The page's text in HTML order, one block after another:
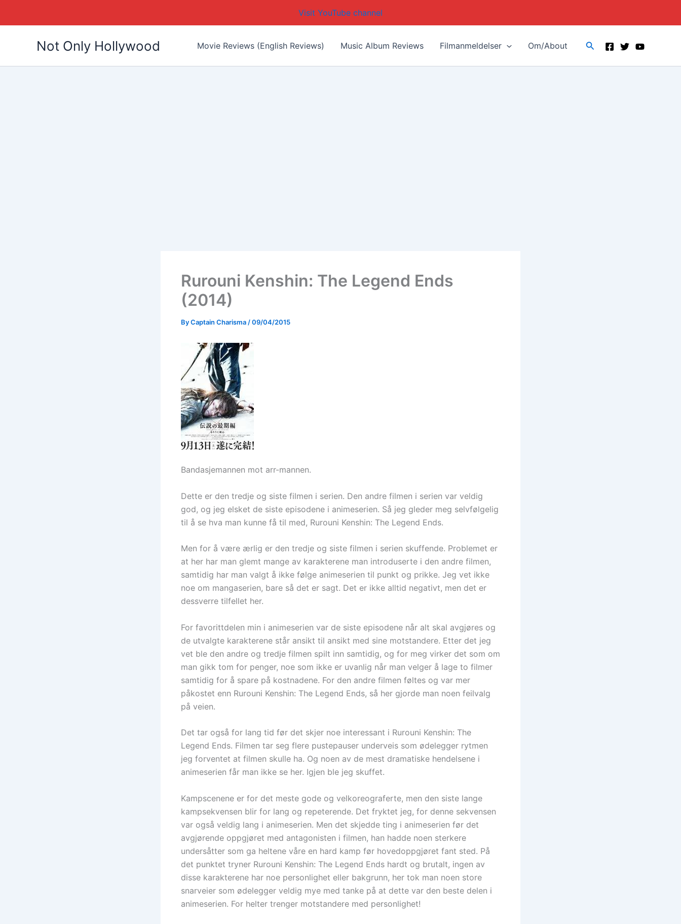
Visit YouTube channel
Not Only Hollywood Movie Reviews (English Reviews) Music Album Reviews Filmanmeldelser Om/About Search
Rurouni Kenshin: The Legend Ends
(2014)
ByCaptain Charisma/09/04/2015
Bandasjemannen mot arr-mannen.
Dette er den tredje og siste filmen i serien. Den andre filmen i serien var veldig
god, og jeg elsket de siste episodene i animeserien. Så jeg gleder meg selvfølgelig
til å se hva man kunne få til med, Rurouni Kenshin: The Legend Ends.
Men for å være ærlig er den tredje og siste filmen i serien skuffende. Problemet er
at her har man glemt mange av karakterene man introduserte i den andre filmen,
samtidig har man valgt å ikke følge animeserien til punkt og prikke. Jeg vet ikke
noe om mangaserien, bare så det er sagt. Det er ikke alltid negativt, men det er
dessverre tilfellet her.
For favorittdelen min i animeserien var de siste episodene når alt skal avgjøres og
de utvalgte karakterene står ansikt til ansikt med sine motstandere. Etter det jeg
vet ble den andre og tredje filmen spilt inn samtidig, og for meg virker det som om
man gikk tom for penger, noe som ikke er uvanlig når man velger å lage to filmer
samtidig for å spare på kostnadene. For den andre filmen føltes og var mer
påkostet enn Rurouni Kenshin: The Legend Ends, så her gjorde man noen feilvalg
på veien.
Det tar også for lang tid før det skjer noe interessant i Rurouni Kenshin: The
Legend Ends. Filmen tar seg flere pustepauser underveis som ødelegger rytmen
jeg forventet at filmen skulle ha. Og noen av de mest dramatiske hendelsene i
animeserien får man ikke se her. Igjen ble jeg skuffet.
Kampscenene er for det meste gode og velkoreograferte, men den siste lange
kampsekvensen blir for lang og repeterende. Det fryktet jeg, for denne sekvensen
var også veldig lang i animeserien. Men det skjedde ting i animeserien før det
avgjørende oppgjøret med antagonisten i filmen, han hadde noen sterkere
undersåtter som ga heltene våre en hard kamp før hovedoppgjøret fant sted. På
det punktet tryner Rurouni Kenshin: The Legend Ends hardt og brutalt, ingen av
disse karakterene har noe personlighet eller bakgrunn, her tok man noen store
snarveier som ødelegger veldig mye med tanke på at dette var den beste delen i
animeserien. For helter trenger motstandere med personlighet!